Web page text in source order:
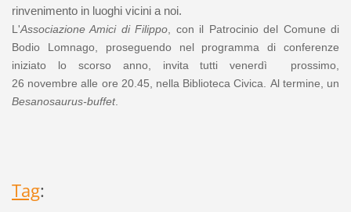
rinvenimento in luoghi vicini a noi.
L'Associazione Amici di Filippo , con il Patrocinio del Comune di
Bodio Lomnago, proseguendo nel programma di conferenze
iniziato lo scorso anno, invita tutti venerdì prossimo,
26 novembre alle ore 20.45, nella Biblioteca Civica
Al termine, un
Besanosaurus-buffet.
Tag: